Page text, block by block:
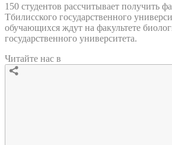
150 студентов рассчитывает получить
Тбилисского государственного
обучающихся ждут на факультете
государственного университета.
Читайте нас в